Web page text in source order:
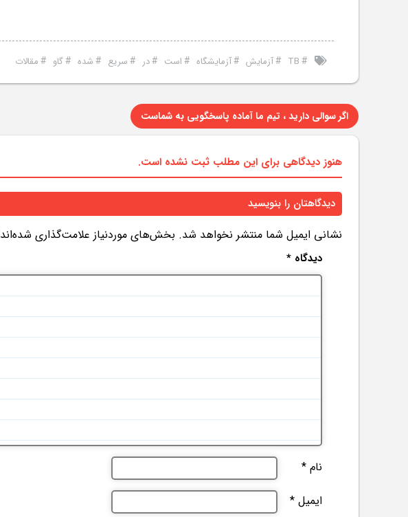
#
TB
#آزمایش #آزمایشگاه #است #در #سریع #شده #گاو #مقالات
اگر سوالی دارید ، تیم ما آماده پاسخگویی به شماست
هنوز دیدگاهی برای این مطلب ثبت نشده است.
دیدگاهتان را بنویسید
نشانی ایمیل شما منتشر نخواهد شد. بخش‌های موردنیاز علامت‌گذاری شده‌اند
دیدگاه *
نام *
ایمیل *